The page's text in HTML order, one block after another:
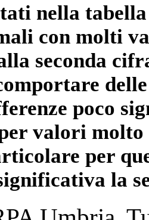
nella
con molti
seconda
poco
valori
per
la